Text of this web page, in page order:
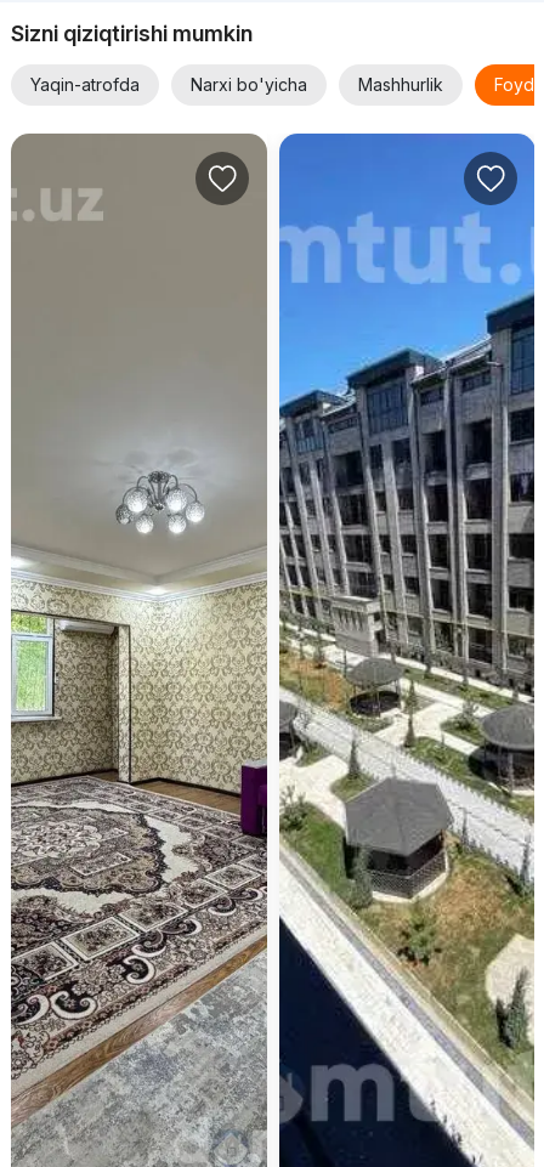
Sizni qiziqtirishi mumkin
Yaqin-atrofda Narxi bo'yicha Mashhurlik